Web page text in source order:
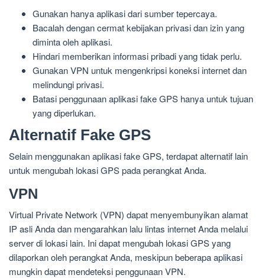
Gunakan hanya aplikasi dari sumber tepercaya.
Bacalah dengan cermat kebijakan privasi dan izin yang
diminta oleh aplikasi.
Hindari memberikan informasi pribadi yang tidak perlu.
Gunakan VPN untuk mengenkripsi koneksi internet dan
melindungi privasi.
Batasi penggunaan aplikasi fake GPS hanya untuk tujuan
yang diperlukan.
Alternatif Fake GPS
Selain menggunakan aplikasi fake GPS, terdapat alternatif lain
untuk mengubah lokasi GPS pada perangkat Anda.
VPN
Virtual Private Network (VPN) dapat menyembunyikan alamat
IP asli Anda dan mengarahkan lalu lintas internet Anda melalui
server di lokasi lain. Ini dapat mengubah lokasi GPS yang
dilaporkan oleh perangkat Anda, meskipun beberapa aplikasi
mungkin dapat mendeteksi penggunaan VPN.